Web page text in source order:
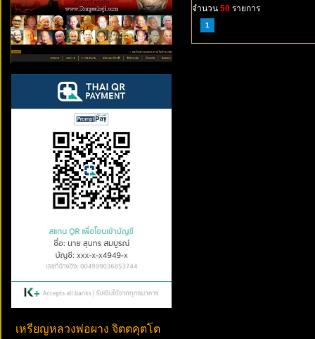
เหรียญหลวงพ่อผาง จิตตคุตโต
จำนวน 50 รายการ
1